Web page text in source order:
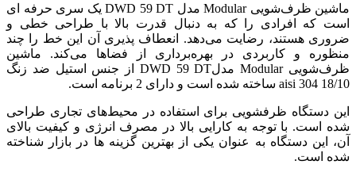
ماشین ظرف‌شویی Modular مدل DWD 59 DT یک سری حرفه ای
است که افرادی را که به دنبال قدرت بالا با طراحی خطی و
ضروری هستند، رضایت می‌دهد. انعطاف پذیری آن این خط را چند
منظوره و کاربردی در بهره‌برداری از فضاها می‌کند. ماشین
ظرف‌شویی Modular مدلDWD 59 DT از جنس استیل ضد زنگ
18/10 aisi 304 ساخته شده است و دارای 2 برنامه است.
این دستگاه ظرفشویی برای استفاده در محیط‌های تجاری طراحی
شده است. با توجه به کارایی بالا در مصرف انرژی و کیفیت بالای
آن، این دستگاه به عنوان یکی از بهترین گزینه ها در بازار شناخته
شده است.